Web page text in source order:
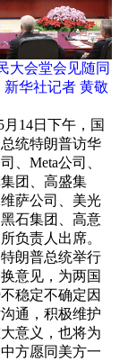
大会堂会见随同
华社记者 黄敬
14日下午，国
统特朗普访华
、Meta公司、
团、高盛集
萨公司、美光
石集团、高意
负责人出席。
朗普总统举行
意见，为两国
稳定不确定因
通，积极维护
意义，也将为
方愿同美方一